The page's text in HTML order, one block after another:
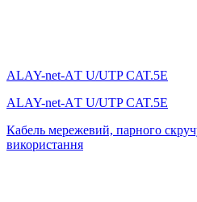
ALAY-net-AТ U/UTP CAT.5E
ALAY-net-AТ U/UTP CAT.5E
Кабель мережевий, парного
використання